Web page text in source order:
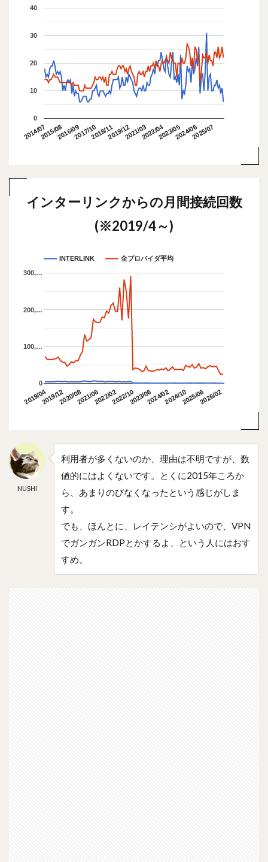
2014/072015/082016/092017/102018/112019/122021/032022/042023/052024/062025/07
0
10
20
30
40
インターリンクからの月間接続回数
(※2019/4～)
INTERLINK 全プロバイダ平均
2019/042019/122020/082021/062022/022022/102023/062024/022024/102025/062026/02
0
100,…
200,…
300,…
NUSHI
利用者が多くないのか、理由は不明ですが、数
値的にはよくないです。とくに2015年ころか
ら、あまりのびなくなったという感じがしま
す。
でも、ほんとに、レイテンシがよいので、VPN
でガンガンRDPとかするよ、という人にはおす
すめ。